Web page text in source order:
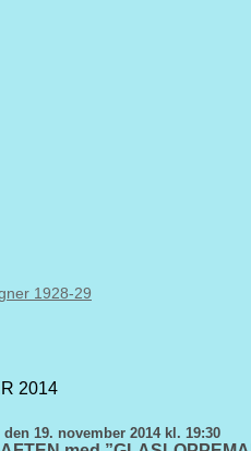
1928-29
2014
19. november 2014 kl. 19:30